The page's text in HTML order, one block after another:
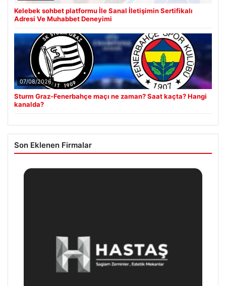
Kelebek sohbet platformu İle Sanal İletişimin Sertifikalı
Adresi Ve Muhabbet Deneyimi
07/08/2026
Sturm Graz-Fenerbahçe maçı ne zaman? Saat kaçta? Hangi
kanalda?
Son Eklenen Firmalar